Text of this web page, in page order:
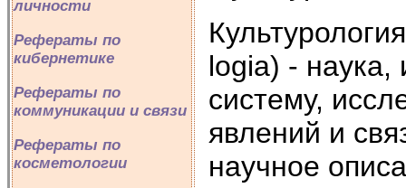
личности
Рефераты по
кибернетике
Рефераты по
коммуникации и связи
Рефераты по
косметологии
logia) - наука,
систему,
явлений и
научное